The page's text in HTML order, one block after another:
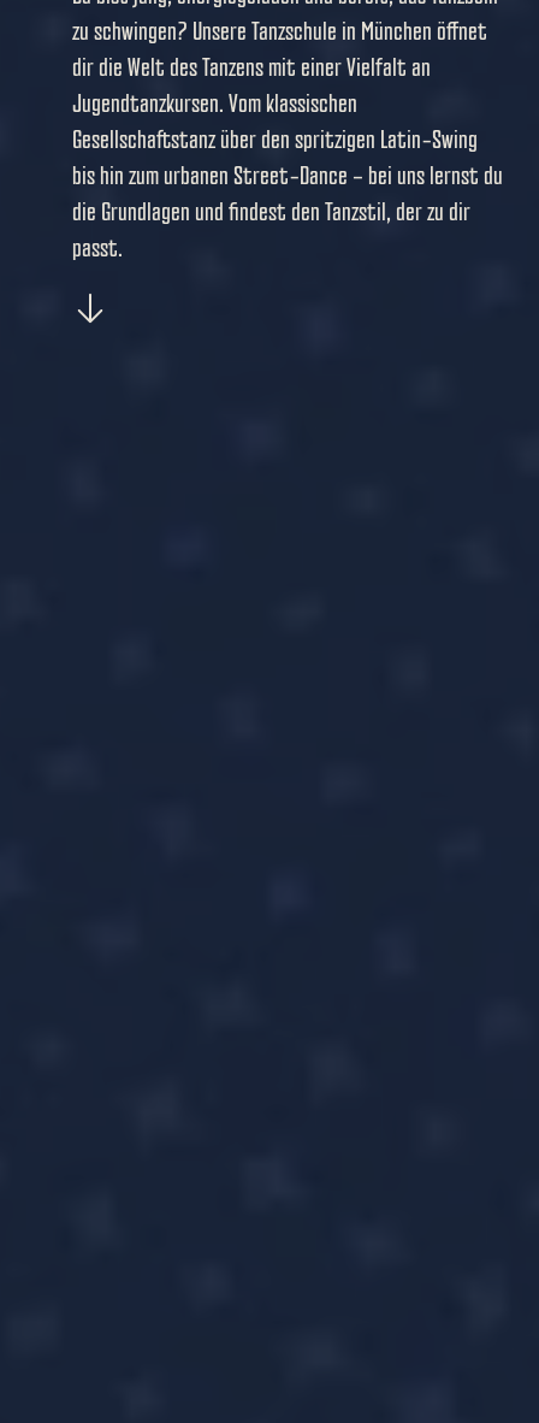
zu schwingen? Unsere Tanzschule in München öffnet
dir die Welt des Tanzens mit einer Vielfalt an
Jugendtanzkursen. Vom klassischen
Gesellschaftstanz über den spritzigen Latin-Swing
bis hin zum urbanen Street-Dance – bei uns lernst du
die Grundlagen und findest den Tanzstil, der zu dir
passt.